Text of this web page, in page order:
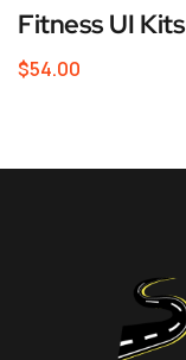
Fitness UI Kits
$54.00